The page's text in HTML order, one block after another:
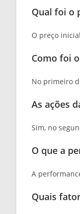
Qual foi o
O preço
Como foi
No primeiro
As ações
Sim, no
O que a
A
Quais